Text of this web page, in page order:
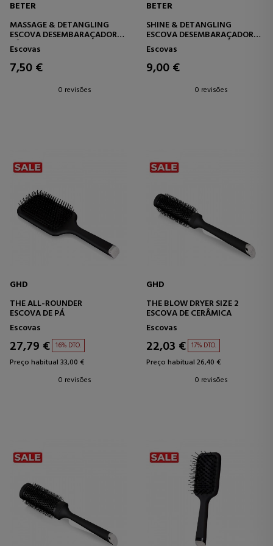
BETER
MASSAGE & DETANGLING
ESCOVA DESEMBARAÇADORA
Nº 10
Escovas
7,50 €
0 revisões
BETER
SHINE & DETANGLING
ESCOVA DESEMBARAÇADORA
DE CERDAS MISTAS Nº 13
Escovas
9,00 €
0 revisões
GHD
THE ALL-ROUNDER
ESCOVA DE PÁ
Escovas
27,79 € 16% DTO.
Preço habitual 33,00 €
0 revisões
GHD
THE BLOW DRYER SIZE 2
ESCOVA DE CERÂMICA
Escovas
22,03 € 17% DTO.
Preço habitual 26,40 €
0 revisões